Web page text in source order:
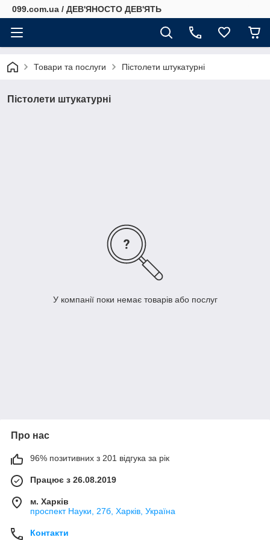
099.com.ua / ДЕВ'ЯНОСТО ДЕВ'ЯТЬ
Товари та послуги Пістолети штукатурні
Пістолети штукатурні
У компанії поки немає товарів або послуг
Про нас
96% позитивних з 201 відгука за рік
Працює з 26.08.2019
м. Харків
проспект Науки, 27б, Харків, Україна
Контакти